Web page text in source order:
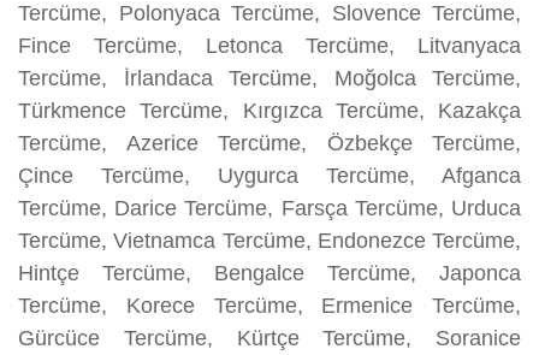
Tercüme, Polonyaca Tercüme, Slovence Tercüme,
Fince Tercüme, Letonca Tercüme, Litvanyaca
Tercüme, İrlandaca Tercüme, Moğolca Tercüme,
Türkmence Tercüme, Kırgızca Tercüme, Kazakça
Tercüme, Azerice Tercüme, Özbekçe Tercüme,
Çince Tercüme, Uygurca Tercüme, Afganca
Tercüme, Darice Tercüme, Farsça Tercüme, Urduca
Tercüme, Vietnamca Tercüme, Endonezce Tercüme,
Hintçe Tercüme, Bengalce Tercüme, Japonca
Tercüme, Korece Tercüme, Ermenice Tercüme,
Gürcüce Tercüme, Kürtçe Tercüme, Soranice